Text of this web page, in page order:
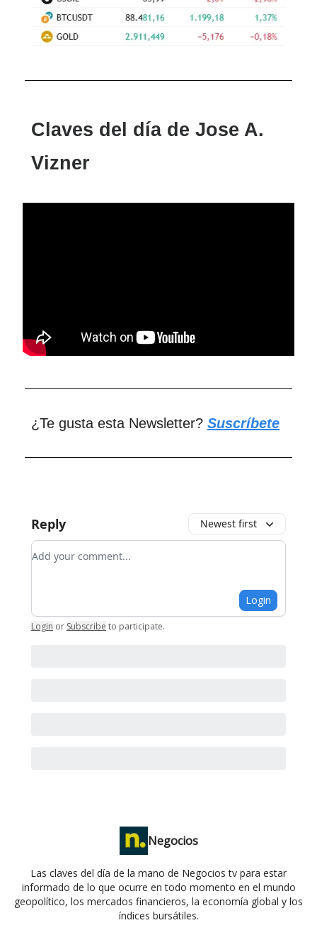
Claves del día de Jose A.
Vizner
¿Te gusta esta Newsletter? Suscríbete
Reply Newest first
Add your comment
Login
Login or Subscribe to participate.
Negocios
Las claves del día de la mano de Negocios tv para estar
informado de lo que ocurre en todo momento en el mundo
geopolítico, los mercados financieros, la economía global y los
índices bursátiles.